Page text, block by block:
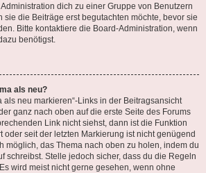
dich zu einer Gruppe von Benutzern
sie die Beiträge erst begutachten möchte, bevor sie
Bitte kontaktiere die Board-Administration, wenn
benötigst.
als neu?
als neu markieren“-Links in der Beitragsansicht
ganz nach oben auf die erste Seite des Forums
Link nicht siehst, dann ist die Funktion
oder seit der letzten Markierung ist nicht genügend
möglich, das Thema nach oben zu holen, indem du
schreibst. Stelle jedoch sicher, dass du die Regeln
wird meist nicht gerne gesehen, wenn ohne